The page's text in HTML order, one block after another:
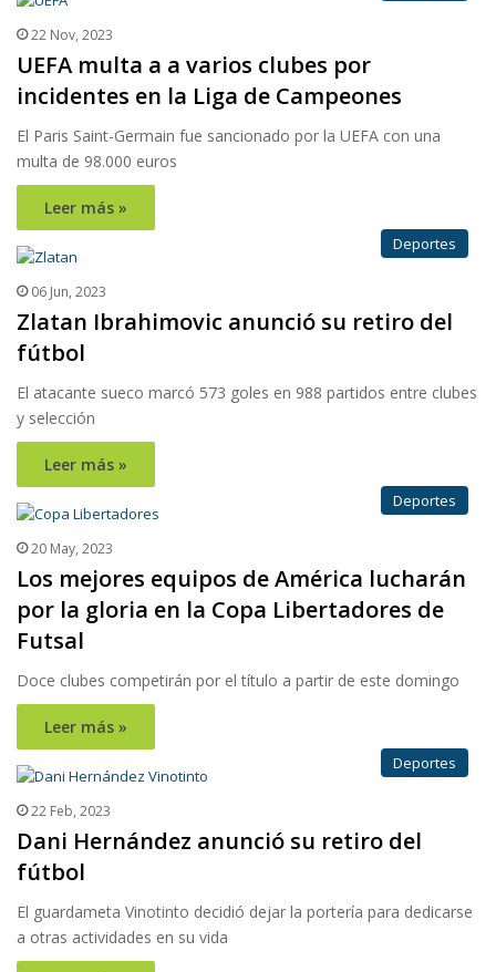
22 Nov, 2023
UEFA multa a a varios clubes por
incidentes en la Liga de Campeones
El Paris Saint-Germain fue sancionado por la UEFA con una
multa de 98.000 euros
Leer más »
Deportes
06 Jun, 2023
Zlatan Ibrahimovic anunció su retiro del
fútbol
El atacante sueco marcó 573 goles en 988 partidos entre clubes
y selección
Leer más »
Deportes
20 May, 2023
Los mejores equipos de América lucharán
por la gloria en la Copa Libertadores de
Futsal
Doce clubes competirán por el título a partir de este domingo
Leer más »
Deportes
22 Feb, 2023
Dani Hernández anunció su retiro del
fútbol
El guardameta Vinotinto decidió dejar la portería para dedicarse
a otras actividades en su vida